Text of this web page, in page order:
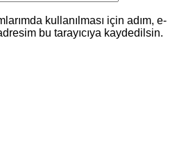
kullanılması için adım, e-
bu tarayıcıya kaydedilsin.